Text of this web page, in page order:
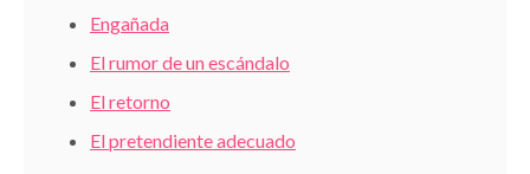
Engañada
El rumor de un escándalo
El retorno
El pretendiente adecuado